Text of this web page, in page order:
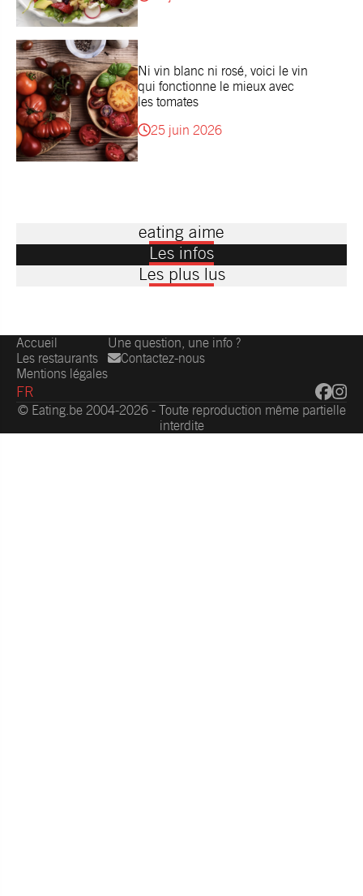
Ni vin blanc ni rosé, voici le vin
qui fonctionne le mieux avec
les tomates
25 juin 2026
eating aime
Les infos
Les plus lus
Accueil
Les restaurants
Mentions légales
Une question, une info ?
Contactez-nous
FR
© Eating.be 2004-2026 - Toute reproduction même partielle
interdite